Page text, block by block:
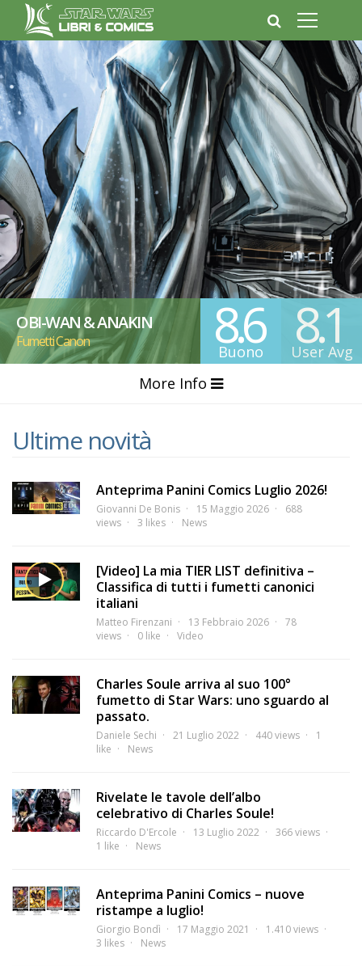
OBI-WAN & ANAKIN
Fumetti Canon 8.6
Buono 8.1
User Avg
More Info
Ultime novità
Anteprima Panini Comics Luglio 2026!
Giovanni De Bonis 15 Maggio 2026
688
views
3 likes News
[Video] La mia TIER LIST definitiva –
Classifica di tutti i fumetti canonici
italiani
Matteo Firenzani 13 Febbraio 2026
78
views
0 like Video
Charles Soule arriva al suo 100°
fumetto di Star Wars: uno sguardo al
passato.
Daniele Sechi 21 Luglio 2022 440 views
1
like
News
Rivelate le tavole dell’albo
celebrativo di Charles Soule!
Riccardo D'Ercole 13 Luglio 2022
366 views
1 like
News
Anteprima Panini Comics – nuove
ristampe a luglio!
Giorgio Bondì 17 Maggio 2021
1.410 views
3 likes
News